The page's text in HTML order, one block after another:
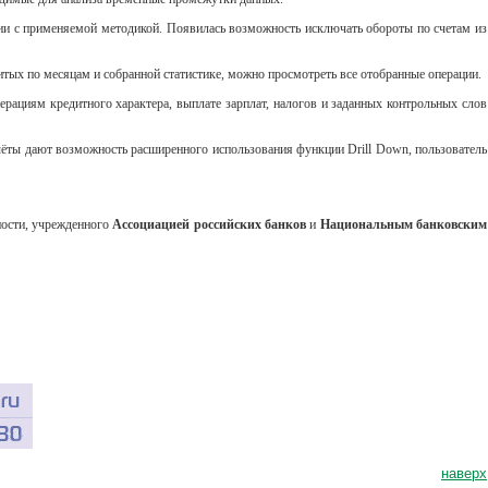
с применяемой методикой. Появилась возможность исключать обороты по счетам из
по месяцам и собранной статистике, можно просмотреть все отобранные операции.
кредитного характера, выплате зарплат, налогов и заданных контрольных слов
дают возможность расширенного использования функции Drill Down, пользователь
учрежденногоАссоциацией российских банков и Национальным банковским
наверх